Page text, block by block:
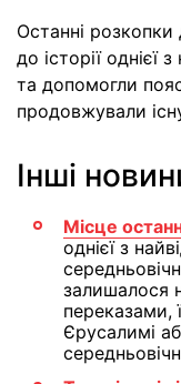
Останні
до історії однієї
та допомогли
продовжували
Інші
Місце
однієї з
залишалося
переказами,
Єрусалимі